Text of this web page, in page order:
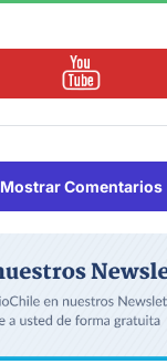
Mostrar Comentarios